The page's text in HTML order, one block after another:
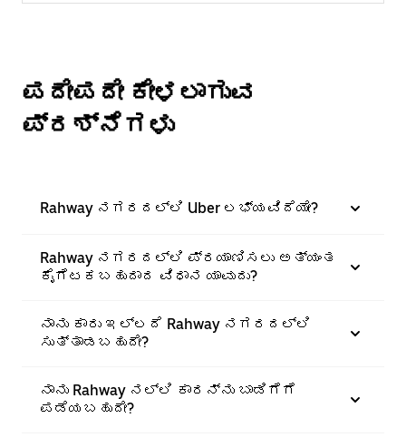
ಪದೇಪದೇ ಕೇಳಲಾಗುವ
ಪ್ರಶ್ನೆಗಳು
Rahway ನಗರದಲ್ಲಿ Uber ಲಭ್ಯವಿದೆಯೇ?
Rahway ನಗರದಲ್ಲಿ ಪ್ರಯಾಣಿಸಲು ಅತ್ಯಂತ
ಕೈಗೆಟಕಬಹುದಾದ ವಿಧಾನ ಯಾವುದು?
ನಾನು ಕಾರು ಇಲ್ಲದೆ Rahway ನಗರದಲ್ಲಿ
ಸುತ್ತಾಡಬಹುದೇ?
ನಾನು Rahway ನಲ್ಲಿ ಕಾರನ್ನು ಬಾಡಿಗೆಗೆ
ಪಡೆಯಬಹುದೇ?